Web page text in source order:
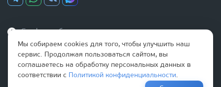
График работы
Ежедневно
с 9:00 до 20:00
Наша почта
Мы собираем cookies для того, чтобы улучшить наш
сервис. Продолжая пользоваться сайтом, вы
соглашаетесь на обработку персональных данных в
соответствии с
Политикой конфиденциальности.